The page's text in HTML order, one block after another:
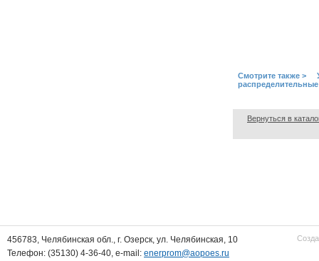
Смотрите также >
Вернуться в
456783, Челябинская обл., г. Озерск, ул. Челябинская, 10
Телефон: (35130) 4-36-40, e-mail: enerprom@aopoes.ru